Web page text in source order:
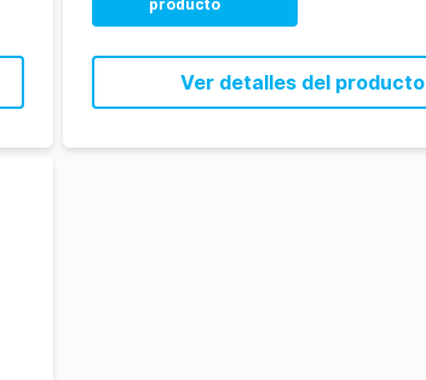
producto
Aspergillus
Ver detalles del producto